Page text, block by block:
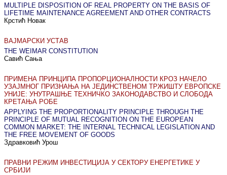
MULTIPLE DISPOSITION OF REAL PROPERTY ON THE BASIS OF
LIFETIME MAINTENANCE AGREEMENT AND OTHER CONTRACTS
Крстић Новак
ВАЈМАРСКИ УСТАВ
THE WEIMAR CONSTITUTION
Савић Сања
ПРИМЕНА ПРИНЦИПА ПРОПОРЦИОНАЛНОСТИ КРОЗ НАЧЕЛО
УЗАЈМНОГ ПРИЗНАЊА НА ЈЕДИНСТВЕНОМ ТРЖИШТУ ЕВРОПСКЕ
УНИЈЕ: УНУТРАШЊЕ ТЕХНИЧКО ЗАКОНОДАВСТВО И СЛОБОДА
КРЕТАЊА РОБЕ
APPLYING THE PROPORTIONALITY PRINCIPLE THROUGH THE
PRINCIPLE OF MUTUAL RECOGNITION ON THE EUROPEAN
COMMON MARKET: THE INTERNAL TECHNICAL LEGISLATION AND
THE FREE MOVEMENT OF GOODS
Здравковић Урош
ПРАВНИ РЕЖИМ ИНВЕСТИЦИЈА У СЕКТОРУ ЕНЕРГЕТИКЕ У
СРБИЈИ